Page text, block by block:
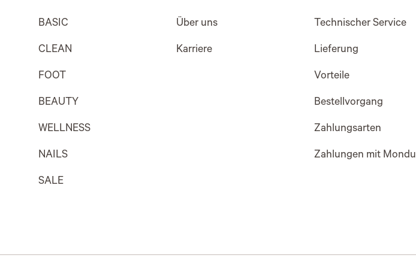
BASIC
CLEAN
FOOT
BEAUTY
WELLNESS
NAILS
SALE
Über uns
Karriere
Technischer Service
Lieferung
Vorteile
Bestellvorgang
Zahlungsarten
Zahlungen mit Mondu